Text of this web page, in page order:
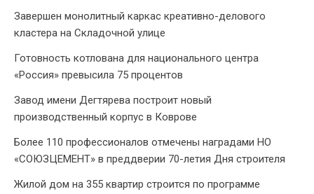
Завершен монолитный каркас креативно-делового
кластера на Складочной улице
Готовность котлована для национального центра
«Россия» превысила 75 процентов
Завод имени Дегтярева построит новый
производственный корпус в Коврове
Более 110 профессионалов отмечены наградами НО
«СОЮЗЦЕМЕНТ» в преддверии 70-летия Дня строителя
Жилой дом на 355 квартир строится по программе